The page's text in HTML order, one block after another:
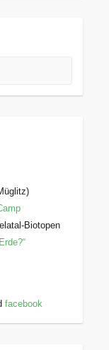
Biotopen
facebook